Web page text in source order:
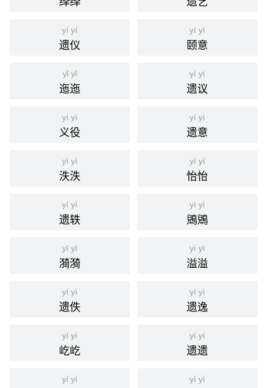
yí yí
遗仪
yí yì
颐意
yǐ yǐ
迤迤
yí yì
遗议
yì yì
义役
yí yì
遗意
yì yì
泆泆
yí yí
怡怡
yí yì
遗轶
yì yì
鶂鶂
yī yī
漪漪
yì yì
溢溢
yí yì
遗佚
yí yì
遗逸
yì yì
屹屹
yí yí
遗遗
yí yí yì yì